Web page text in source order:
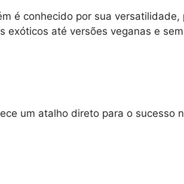
é conhecido por sua versatilidade,
até versões veganas e
um atalho direto para o sucesso